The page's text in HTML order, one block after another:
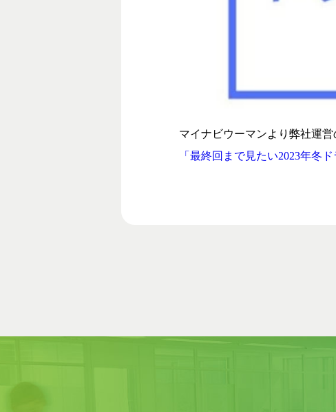
マイナビウーマンより弊社運
「最終回まで見たい2023年冬